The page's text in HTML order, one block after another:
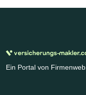
Ein Portal von